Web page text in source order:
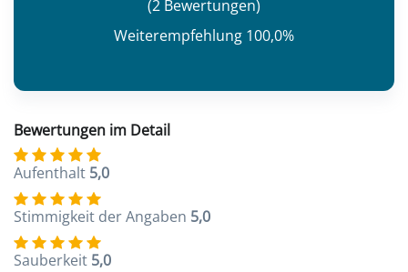
(2 Bewertungen)
Weiterempfehlung 100,0%
Bewertungen im Detail
Aufenthalt 5,0
Stimmigkeit der Angaben 5,0
Sauberkeit 5,0